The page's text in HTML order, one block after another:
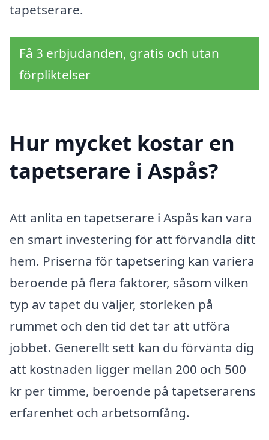
tapetserare.
Få 3 erbjudanden, gratis och utan
förpliktelser
Hur mycket kostar en
tapetserare i Aspås?
Att anlita en tapetserare i Aspås kan vara
en smart investering för att förvandla ditt
hem. Priserna för tapetsering kan variera
beroende på flera faktorer, såsom vilken
typ av tapet du väljer, storleken på
rummet och den tid det tar att utföra
jobbet. Generellt sett kan du förvänta dig
att kostnaden ligger mellan 200 och 500
kr per timme, beroende på tapetserarens
erfarenhet och arbetsomfång.